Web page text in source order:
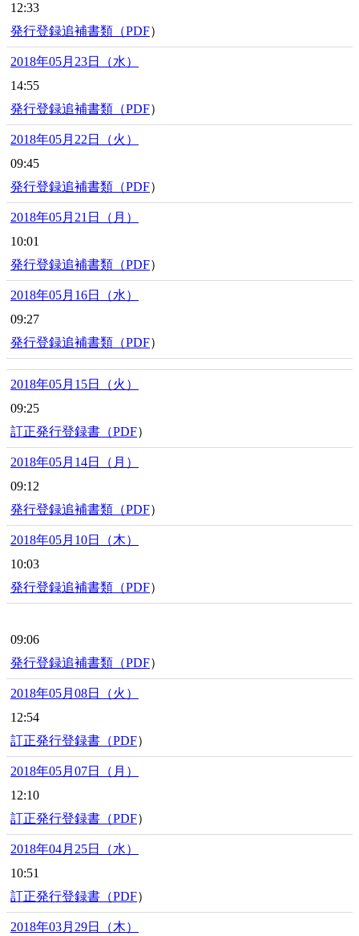
12:33
発行登録追補書類（PDF）
2018年05月23日（水）
14:55
発行登録追補書類（PDF）
2018年05月22日（火）
09:45
発行登録追補書類（PDF）
2018年05月21日（月）
10:01
発行登録追補書類（PDF）
2018年05月16日（水）
09:27
発行登録追補書類（PDF）
2018年05月15日（火）
09:25
訂正発行登録書（PDF）
2018年05月14日（月）
09:12
発行登録追補書類（PDF）
2018年05月10日（木）
10:03
発行登録追補書類（PDF）
09:06
発行登録追補書類（PDF）
2018年05月08日（火）
12:54
訂正発行登録書（PDF）
2018年05月07日（月）
12:10
訂正発行登録書（PDF）
2018年04月25日（水）
10:51
訂正発行登録書（PDF）
2018年03月29日（木）